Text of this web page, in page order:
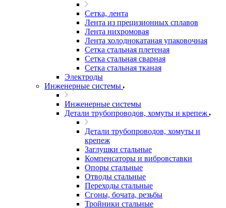
Сетка, лента
Лента из прецизионных сплавов
Лента нихромовая
Лента холоднокатаная упаковочная
Сетка стальная плетеная
Сетка стальная сварная
Сетка стальная тканая
Электроды
Инженерные системы
Инженерные системы
Детали трубопроводов, хомуты и крепеж
Детали трубопроводов, хомуты и
крепеж
Заглушки стальные
Компенсаторы и вибровставки
Опоры стальные
Отводы стальные
Переходы стальные
Сгоны, бочата, резьбы
Тройники стальные